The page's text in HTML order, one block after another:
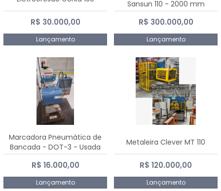
R$ 30.000,00
Lançamento
Sansun 110 - 2000 mm
R$ 300.000,00
Lançamento
Marcadora Pneumática de
Bancada - DOT-3 - Usada
R$ 16.000,00
Lançamento
Metaleira Clever MT 110
R$ 120.000,00
Lançamento